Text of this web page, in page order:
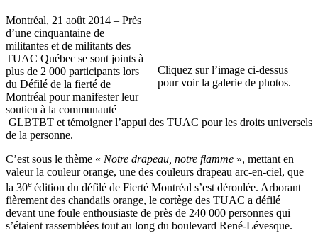
Cliquez sur l’image ci-dessus
pour voir la galerie de photos.
Montréal, 21 août 2014 – Près
d’une cinquantaine de
militantes et de militants des
TUAC Québec se sont joints à
plus de 2 000 participants lors
du Défilé de la fierté de
Montréal pour manifester leur
soutien à la communauté
GLBTBT et témoigner l’appui des TUAC pour les droits universels
de la personne.
C’est sous le thème « Notre drapeau, notre flamme », mettant en
valeur la couleur orange, une des couleurs drapeau arc-en-ciel, que
la 30e édition du défilé de Fierté Montréal s’est déroulée. Arborant
fièrement des chandails orange, le cortège des TUAC a défilé
devant une foule enthousiaste de près de 240 000 personnes qui
s’étaient rassemblées tout au long du boulevard René-Lévesque.